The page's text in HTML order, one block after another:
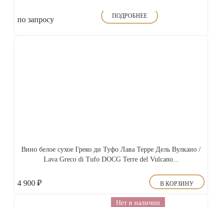
по запросу ПОДРОБНЕЕ
Вино белое сухое Греко ди Туфо Лава Терре Дель Вулкано /
Lava Greco di Tufo DOCG Terre del Vulcano...
4 900 ₽ В КОРЗИНУ
Нет в наличии